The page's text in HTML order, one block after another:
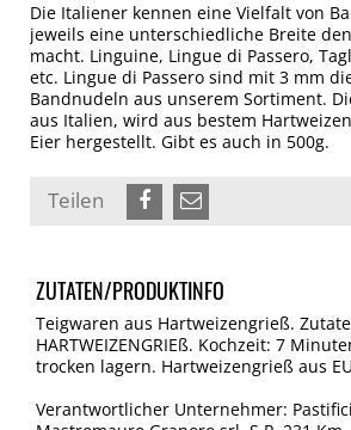
Die Italiener kennen eine Vielfalt von
jeweils eine unterschiedliche Breite
macht. Linguine, Lingue di Passero,
etc. Lingue di Passero sind mit 3 mm
Bandnudeln aus unserem Sortiment.
aus Italien, wird aus bestem
Eier hergestellt. Gibt es auch in 500g.
Teilen
ZUTATEN/PRODUKTINFO
Teigwaren aus Hartweizengrieß.
HARTWEIZENGRIEß. Kochzeit: 7
trocken lagern. Hartweizengrieß aus
Verantwortlicher Unternehmer: